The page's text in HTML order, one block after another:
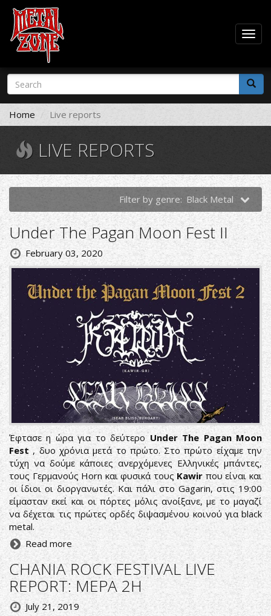
Skip
main
content
Search
form
Search
Home Live reports
LIVE REPORTS
Filter by genre: Black Metal
Under The Pagan Moon Fest II
February 03, 2020
Έφτασε η ώρα για το δεύτερο Under The Pagan Moon
Fest , δυο χρόνια μετά το πρώτο. Στο πρώτο είχαμε την
τύχη να δούμε κάποιες ανερχόμενες Ελληνικές μπάντες,
τους Γερμανούς Horn και φυσικά τους Kawirπου είναι και
οι ίδιοι οι διοργανωτές. Και πάλι στο Gagarin, στις 19:00
είμασταν εκεί και οι πόρτες μόλις ανοίξανε, με το μαγαζί
να δέχεται τις πρώτες ορδές διψασμένου κοινού για black
metal.
Read more
CHANIA ROCK FESTIVAL LIVE
REPORT: ΜΕΡΑ 2Η
July 21, 2019